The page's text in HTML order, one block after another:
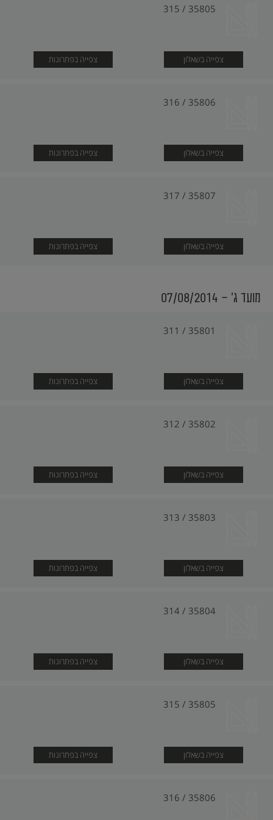
35805 / 315
צפייה בשאלון צפייה בפתרונות
35806 / 316
צפייה בשאלון צפייה בפתרונות
35807 / 317
צפייה בשאלון צפייה בפתרונות
מועד ג׳ - 07/08/2014
35801 / 311
צפייה בשאלון צפייה בפתרונות
35802 / 312
צפייה בשאלון צפייה בפתרונות
35803 / 313
צפייה בשאלון צפייה בפתרונות
35804 / 314
צפייה בשאלון צפייה בפתרונות
35805 / 315
צפייה בשאלון צפייה בפתרונות
35806 / 316